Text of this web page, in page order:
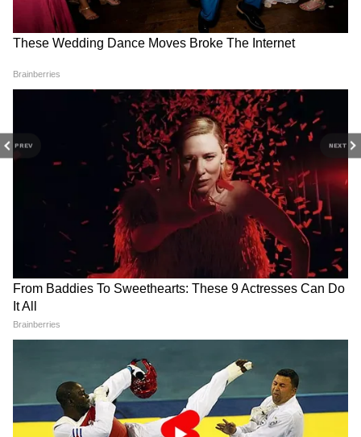
PREV NEXT
Positive News: कैंसर का पता चला तो पिता ने-पैर कटा
तो मां ने भी छोड़ा, लड़की ने अकेले लड़ी जंग
कौन हैं शुभम कुमार? मिलिए बिहार के उस छात्र से, जिसने
JEE Advanced में किया टॉप
संस्थान रचेगा इतिहास!
अब इन दोनों की जिंदगी का सबसे बड़ा और खूबसूरत
सस्पेंस खुलने जा रहा है। समाज को अपनी ताकत का
और स्थानीय बदलाव जानने के लिए देखेंState News
in Hindi, बिल्कुल आपके आसपास की भाषा में। उत्तर
प्रदेश से राजनीति से लेकर जिलों के जमीनी मुद्दों तक —
हर ज़रूरी जानकारी मिलती है यहां, हमारे
सेक्शन में। औरBihar Newsमें पाएं बिहार की असली
आवाज — गांव-कस्बों से लेकर पटना तक की ताज़ा रिपोर्ट,
कहानी और अपडेट के साथ, सिर्फ Asianet News